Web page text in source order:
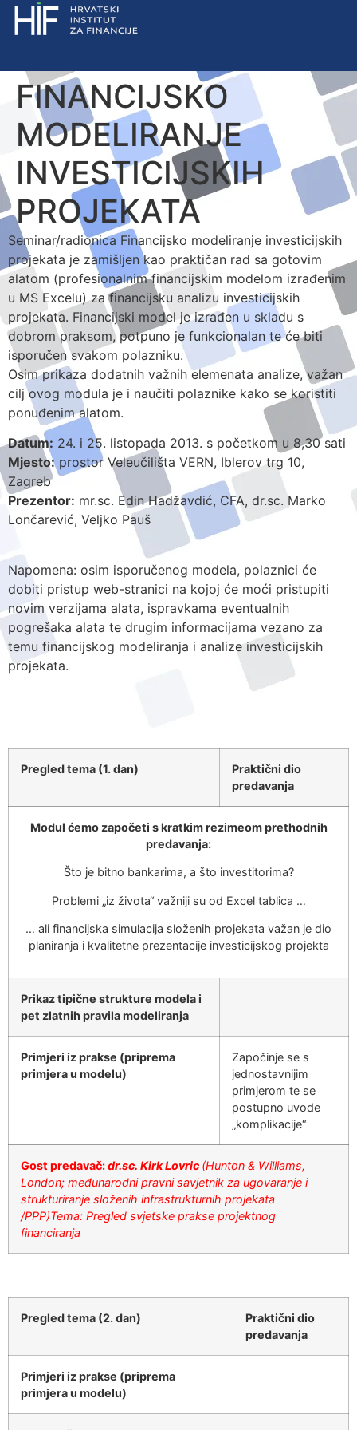
FINANCIJSKO
MODELIRANJE
INVESTICIJSKIH
PROJEKATA
Seminar/radionica Financijsko modeliranje investicijskih
projekata je zamišljen kao praktičan rad sa gotovim
alatom (profesionalnim financijskim modelom izrađenim
u MS Excelu) za financijsku analizu investicijskih
projekata. Financijski model je izrađen u skladu s
dobrom praksom, potpuno je funkcionalan te će biti
isporučen svakom polazniku.
Osim prikaza dodatnih važnih elemenata analize, važan
cilj ovog modula je i naučiti polaznike kako se koristiti
ponuđenim alatom.
Datum: 24. i 25. listopada 2013. s početkom u 8,30 sati
Mjesto:prostor Veleučilišta VERN, Iblerov trg 10,
Zagreb
Prezentor: mr.sc. Edin Hadžavdić, CFA, dr.sc. Marko
Lončarević, Veljko Pauš
Napomena: osim isporučenog modela, polaznici će
dobiti pristup web-stranici na kojoj će moći pristupiti
novim verzijama alata, ispravkama eventualnih
pogrešaka alata te drugim informacijama vezano za
temu financijskog modeliranja i analize investicijskih
projekata.
Pregled tema (1. dan)
Praktični dio
predavanja
Modul ćemo započeti s kratkim rezimeom prethodnih
predavanja:
Što je bitno bankarima, a što investitorima?
Problemi „iz života“ važniji su od Excel tablica …
… ali financijska simulacija složenih projekata važan je dio
planiranja i kvalitetne prezentacije investicijskog projekta
Prikaz tipične strukture modela i
pet zlatnih pravila modeliranja
Primjeri iz prakse (priprema
primjera u modelu)
Započinje se s
jednostavnijim
primjerom te se
postupno uvode
„komplikacije“
Gost predavač:dr.sc. Kirk Lovric (Hunton & Williams,
London; međunarodni pravni savjetnik za ugovaranje i
strukturiranje složenih infrastrukturnih projekata
/PPP)Tema: Pregled svjetske prakse projektnog
financiranja
Pregled tema (2. dan)
Praktični dio
predavanja
Primjeri iz prakse (priprema
primjera u modelu)